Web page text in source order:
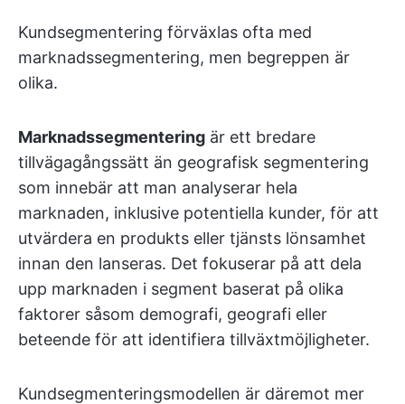
Kundsegmentering förväxlas ofta med
marknadssegmentering, men begreppen är
olika.
Marknadssegmentering är ett bredare
tillvägagångssätt än geografisk segmentering
som innebär att man analyserar hela
marknaden, inklusive potentiella kunder, för att
utvärdera en produkts eller tjänsts lönsamhet
innan den lanseras. Det fokuserar på att dela
upp marknaden i segment baserat på olika
faktorer såsom demografi, geografi eller
beteende för att identifiera tillväxtmöjligheter.
Kundsegmenteringsmodellen är däremot mer